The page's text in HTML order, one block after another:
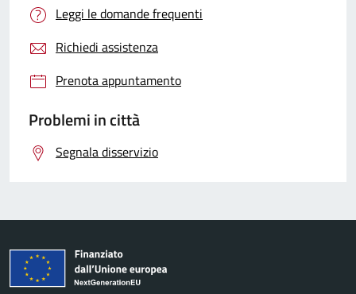
Leggi le domande frequenti
Richiedi assistenza
Prenota appuntamento
Problemi in città
Segnala disservizio